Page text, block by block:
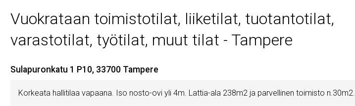
Vuokrataan toimistotilat, liiketilat, tuotantotilat,
varastotilat, työtilat, muut tilat - Tampere
Sulapuronkatu 1 P10, 33700 Tampere
Korkeata hallitilaa vapaana. Iso nosto-ovi yli 4m. Lattia-ala 238m2 ja parvellinen toimisto n.30m2.